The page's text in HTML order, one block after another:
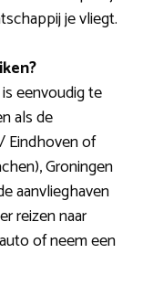
je vliegt.
eenvoudig te
als de
Eindhoven of
Groningen
aanvlieghaven
reizen naar
of neem een